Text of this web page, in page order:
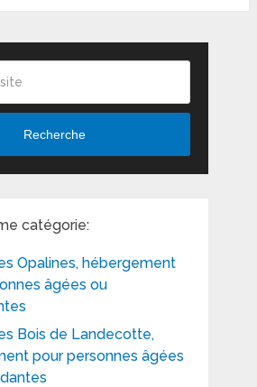
Recherche
catégorie:
Opalines, hébergement
âgées ou
Bois de Landecotte,
pour personnes âgées